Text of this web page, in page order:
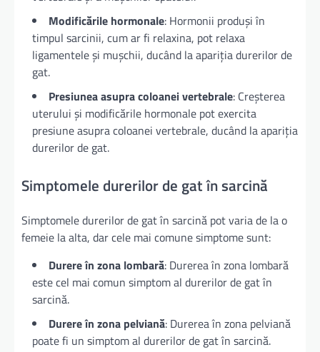
Modificările hormonale: Hormonii produși în
timpul sarcinii, cum ar fi relaxina, pot relaxa
ligamentele și mușchii, ducând la apariția durerilor de
gat.
Presiunea asupra coloanei vertebrale: Creșterea
uterului și modificările hormonale pot exercita
presiune asupra coloanei vertebrale, ducând la apariția
durerilor de gat.
Simptomele durerilor de gat în sarcină
Simptomele durerilor de gat în sarcină pot varia de la o
femeie la alta, dar cele mai comune simptome sunt:
Durere în zona lombară: Durerea în zona lombară
este cel mai comun simptom al durerilor de gat în
sarcină.
Durere în zona pelviană: Durerea în zona pelviană
poate fi un simptom al durerilor de gat în sarcină.